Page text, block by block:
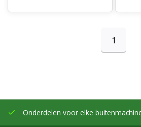
1
Onderdelen voor elke